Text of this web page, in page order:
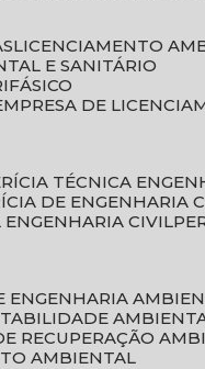
LICENCIAMENTO
E SANITÁRIO
EMPRESA DE
TÉCNICA
DE ENGENHARIA
ENGENHARIA CIVIL
ENGENHARIA
RECUPERAÇÃO
AMBIENTAL